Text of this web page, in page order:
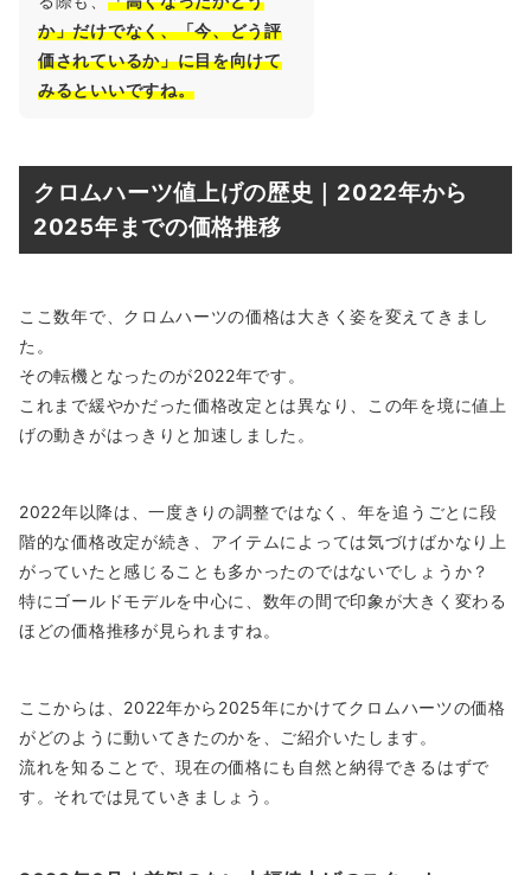
か」だけでなく、「今、どう評
価されているか」に目を向けて
みるといいですね。
クロムハーツ値上げの歴史｜2022年から
2025年までの価格推移
ここ数年で、クロムハーツの価格は大きく姿を変えてきまし
た。
その転機となったのが2022年です。
これまで緩やかだった価格改定とは異なり、この年を境に値上
げの動きがはっきりと加速しました。
2022年以降は、一度きりの調整ではなく、年を追うごとに段
階的な価格改定が続き、アイテムによっては気づけばかなり上
がっていたと感じることも多かったのではないでしょうか？
特にゴールドモデルを中心に、数年の間で印象が大きく変わる
ほどの価格推移が見られますね。
ここからは、2022年から2025年にかけてクロムハーツの価格
がどのように動いてきたのかを、ご紹介いたします。
流れを知ることで、現在の価格にも自然と納得できるはずで
す。それでは見ていきましょう。